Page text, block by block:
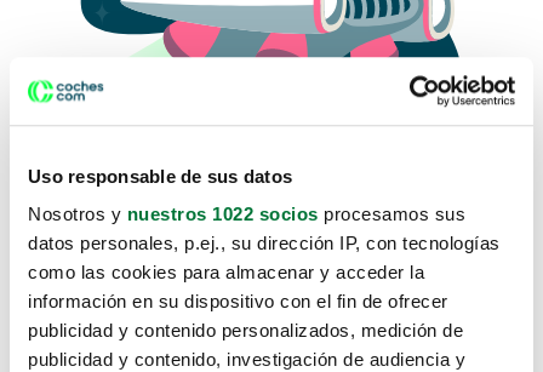
Uso responsable de sus datos
Nosotros y nuestros 1022 socios procesamos sus
datos personales, p.ej., su dirección IP, con tecnologías
como las cookies para almacenar y acceder la
información en su dispositivo con el fin de ofrecer
publicidad y contenido personalizados, medición de
publicidad y contenido, investigación de audiencia y
Lo sentimos, no sabemos como
te hemos traido hasta aquí.